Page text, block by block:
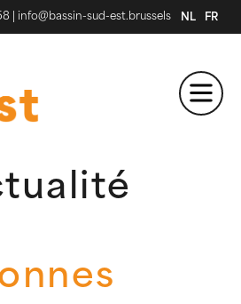
info@bassin-sud-est.brussels NL FR